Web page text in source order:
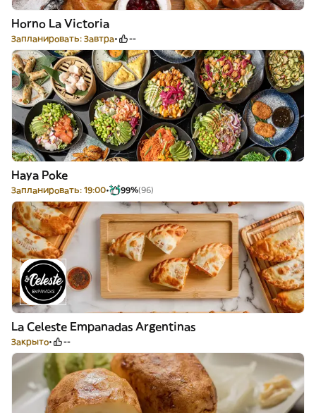
Horno La Victoria
Запланировать: Завтра --
Haya Poke
Запланировать: 19:00 99%(96)
La Celeste Empanadas Argentinas
Закрыто --